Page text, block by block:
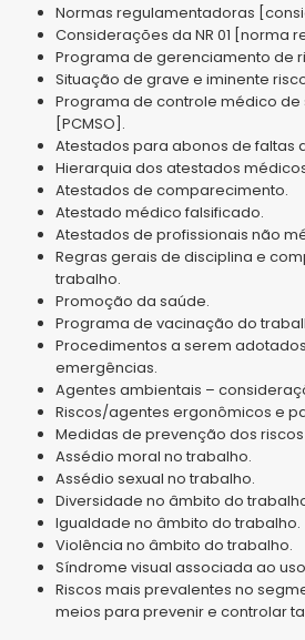
Normas regulamentadoras
Considerações da NR 01 [norma
Programa de gerenciamento de
Situação de grave e iminente
Programa de controle médico
[PCMSO].
Atestados para abonos de faltas
Hierarquia dos atestados
Atestados de comparecimento.
Atestado médico falsificado.
Atestados de profissionais não
Regras gerais de disciplina e
trabalho.
Promoção da saúde.
Programa de vacinação do
Procedimentos a serem
emergências.
Agentes ambientais –
Riscos/agentes ergonômicos e
Medidas de prevenção dos
Assédio moral no trabalho.
Assédio sexual no trabalho.
Diversidade no âmbito do
Igualdade no âmbito do trabalho.
Violência no âmbito do trabalho.
Síndrome visual associada ao
Riscos mais prevalentes no
meios para prevenir e controlar